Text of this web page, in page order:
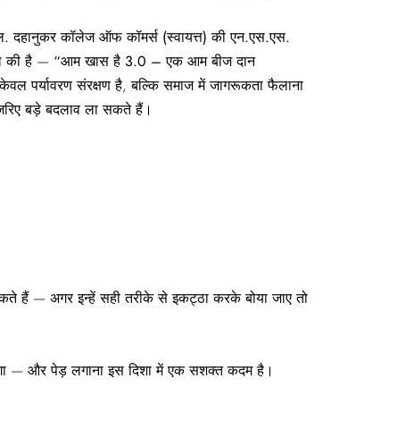
दहानुकर कॉलेज ऑफ कॉमर्स (स्वायत्त) कीएन.एस.एस.
की है — “आम खास है 3.0 – एक आम बीज दान
केवलपर्यावरण संरक्षणहै, बल्कि समाज में जागरूकता फैलाना
बड़े बदलाव ला सकते हैं।
हैं — अगर इन्हें सही तरीके से इकट्ठा करके बोया जाए तो
— औरपेड़ लगानाइस दिशा में एक सशक्त कदम है।